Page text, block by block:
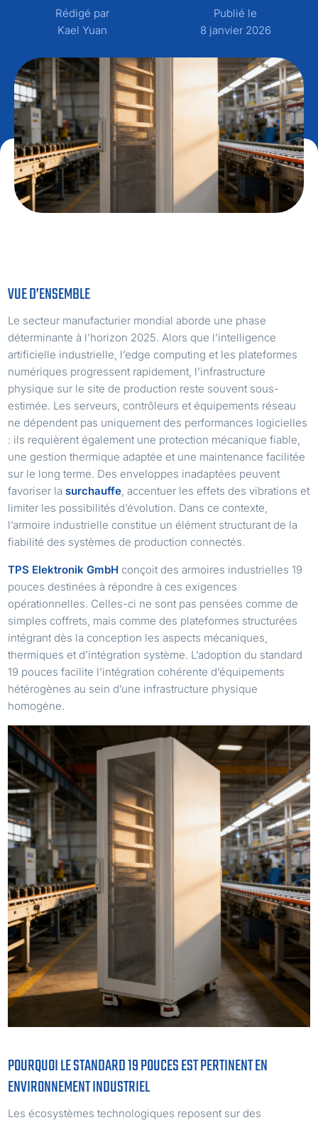
Rédigé par
Kael Yuan
Publié le
8 janvier 2026
VUE D’ENSEMBLE
Le secteur manufacturier mondial aborde une phase
déterminante à l’horizon 2025. Alors que l’intelligence
artificielle industrielle, l’edge computing et les plateformes
numériques progressent rapidement, l’infrastructure
physique sur le site de production reste souvent sous-
estimée. Les serveurs, contrôleurs et équipements réseau
ne dépendent pas uniquement des performances logicielles
: ils requièrent également une protection mécanique fiable,
une gestion thermique adaptée et une maintenance facilitée
sur le long terme. Des enveloppes inadaptées peuvent
favoriser lasurchauffe , accentuer les effets des vibrations et
limiter les possibilités d’évolution. Dans ce contexte,
l’armoire industrielle constitue un élément structurant de la
fiabilité des systèmes de production connectés.
TPS Elektronik GmbH conçoit des armoires industrielles 19
pouces destinées à répondre à ces exigences
opérationnelles. Celles-ci ne sont pas pensées comme de
simples coffrets, mais comme des plateformes structurées
intégrant dès la conception les aspects mécaniques,
thermiques et d’intégration système. L’adoption du standard
19 pouces facilite l’intégration cohérente d’équipements
hétérogènes au sein d’une infrastructure physique
homogène.
POURQUOI LE STANDARD 19 POUCES EST PERTINENT EN
ENVIRONNEMENT INDUSTRIEL
Les écosystèmes technologiques reposent sur des